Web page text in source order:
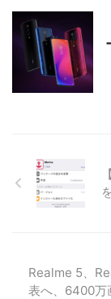
Realme 5、
表へ、6400万